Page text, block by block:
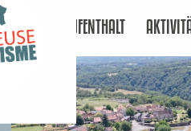
AUFENTHALT